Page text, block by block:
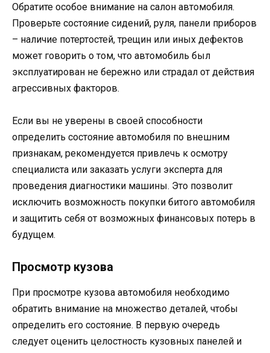
Обратите особое внимание на салон автомобиля.
Проверьте состояние сидений, руля, панели приборов
– наличие потертостей, трещин или иных дефектов
может говорить о том, что автомобиль был
эксплуатирован не бережно или страдал от действия
агрессивных факторов.
Если вы не уверены в своей способности
определить состояние автомобиля по внешним
признакам, рекомендуется привлечь к осмотру
специалиста или заказать услуги эксперта для
проведения диагностики машины. Это позволит
исключить возможность покупки битого автомобиля
и защитить себя от возможных финансовых потерь в
будущем.
Просмотр кузова
При просмотре кузова автомобиля необходимо
обратить внимание на множество деталей, чтобы
определить его состояние. В первую очередь
следует оценить целостность кузовных панелей и